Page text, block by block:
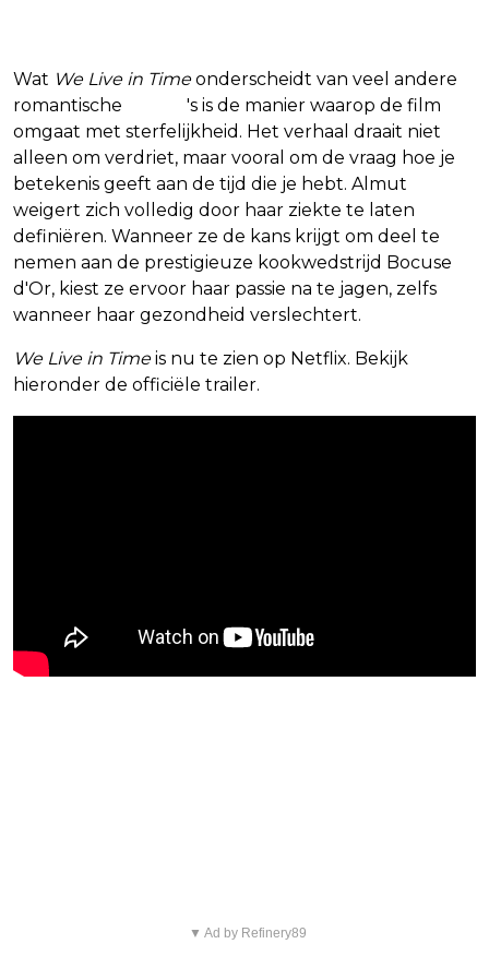
Wat We Live in Timeonderscheidt van veel andere
romantische
's is de manier waarop de film
omgaat met sterfelijkheid. Het verhaal draait niet
alleen om verdriet, maar vooral om de vraag hoe je
betekenis geeft aan de tijd die je hebt. Almut
weigert zich volledig door haar ziekte te laten
definiëren. Wanneer ze de kans krijgt om deel te
nemen aan de prestigieuze kookwedstrijd Bocuse
d'Or, kiest ze ervoor haar passie na te jagen, zelfs
wanneer haar gezondheid verslechtert.
We Live in Timeis nu te zien op Netflix. Bekijk
hieronder de officiële trailer.
▼ Ad by Refinery89